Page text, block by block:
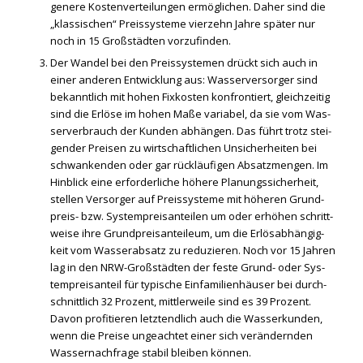
ge­ne­re Kos­ten­ver­tei­lun­gen ermög­li­chen. Daher sind die
„klas­si­schen“ Preis­sys­te­me vier­zehn Jah­re spä­ter nur
noch in 15 Groß­städ­ten vor­zu­fin­den.
Der Wan­del bei den Preis­sys­te­men drückt sich auch in
einer ande­ren Ent­wick­lung aus: Was­ser­ver­sor­ger sind
bekannt­lich mit hohen Fix­kos­ten kon­fron­tiert, gleich­zei­tig
sind die Erlö­se im hohen Maße varia­bel, da sie vom Was­
ser­ver­brauch der Kun­den abhän­gen. Das führt trotz stei­
gen­der Prei­sen zu wirt­schaft­li­chen Unsi­cher­hei­ten bei
schwan­ken­den oder gar rück­läu­fi­gen Absatz­men­gen. Im
Hin­blick eine erfor­der­li­che höhe­re Pla­nungs­si­cher­heit,
stel­len Ver­sor­ger auf Preis­sys­te­me mit höhe­ren Grund­
preis- bzw. Sys­tem­preis­an­tei­len um oder erhö­hen schritt­
wei­se ihre Grund­preis­an­tei­le­um, um die Erlös­ab­hän­gig­
keit vom Was­ser­ab­satz zu redu­zie­ren. Noch vor 15 Jah­ren
lag in den NRW-Groß­städ­ten der fes­te Grund- oder Sys­
tem­preis­an­teil für typi­sche Ein­fa­mi­li­en­häu­ser bei durch­
schnitt­lich 32 Pro­zent, mitt­ler­wei­le sind es 39 Pro­zent.
Davon pro­fi­tie­ren letzt­end­lich auch die Was­ser­kun­den,
wenn die Prei­se unge­ach­tet einer sich ver­än­dern­den
Was­ser­nach­fra­ge sta­bil blei­ben kön­nen.